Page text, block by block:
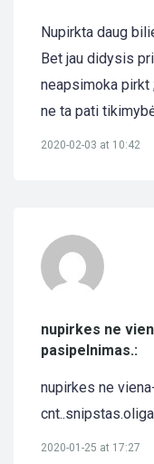
Nupirkta daug
Bet jau didysis
neapsimoka pirkt
ne ta pati
2020-02-03 at 10:42
nupirkes ne
pasipelnimas.:
nupirkes ne
2020-01-25 at 17:27